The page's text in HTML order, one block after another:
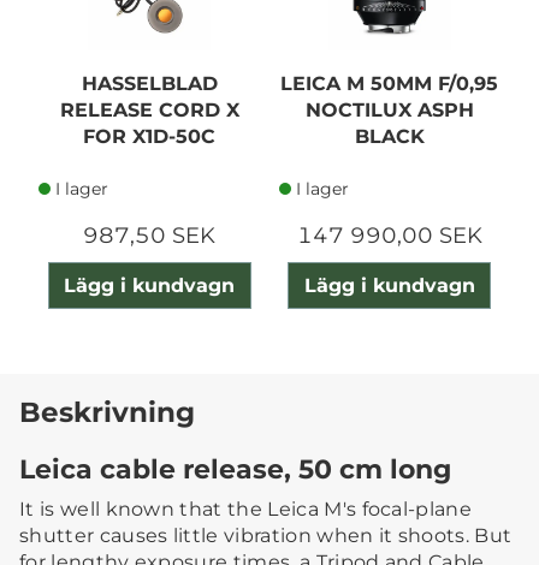
HASSELBLAD
RELEASE CORD X
FOR X1D-50C
I lager
987,50 SEK
Lägg i kundvagn
LEICA M 50MM F/0,95
NOCTILUX ASPH
BLACK
I lager
147 990,00 SEK
Lägg i kundvagn
Beskrivning
Leica cable release, 50 cm long
It is well known that the Leica M's focal-plane
shutter causes little vibration when it shoots. But